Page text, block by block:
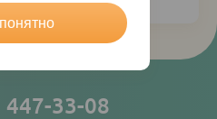
447-33-08